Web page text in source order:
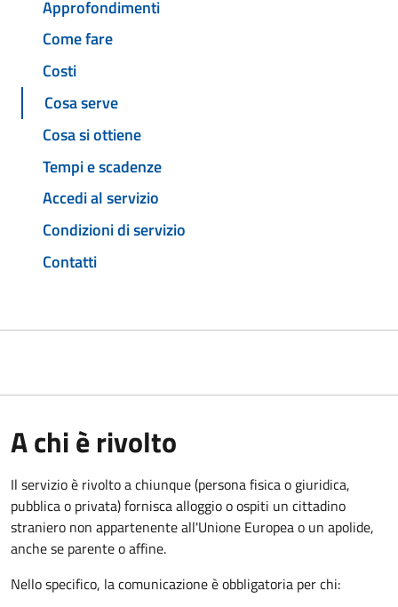
Approfondimenti
Come fare
Costi
Cosa serve
Cosa si ottiene
Tempi e scadenze
Accedi al servizio
Condizioni di servizio
Contatti
A chi è rivolto
Il servizio è rivolto a chiunque (persona fisica o giuridica,
pubblica o privata) fornisca alloggio o ospiti un cittadino
straniero non appartenente all'Unione Europea o un apolide,
anche se parente o affine.
Nello specifico, la comunicazione è obbligatoria per chi: